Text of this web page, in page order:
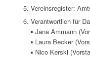
Vereinsregister:
Verantwortlich für
▪ Jana Ammann
▪ Laura Becker
▪ Nico Kerski